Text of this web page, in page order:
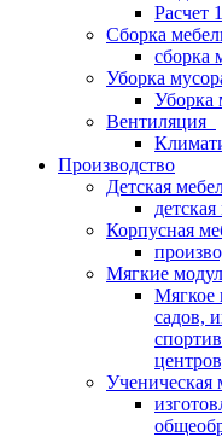
Расчет
Сборка
сборка
Уборка
Уборка
Вентиляция
Производство
Детская
Корпусная
Мягкие
Мягкое
садов,
Ученическая